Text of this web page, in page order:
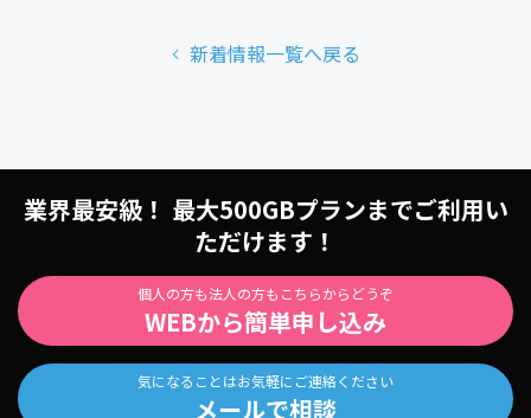
新着情報一覧へ戻る
業界最安級！ 最大500GBプランまでご利用い
ただけます！
個人の方も法人の方もこちらからどうぞ
WEBから簡単申し込み
気になることはお気軽にご連絡ください
メールで相談